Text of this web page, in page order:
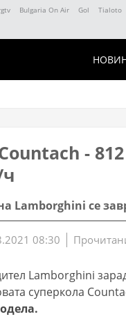
Bulgaria On Air Gol Tialoto
-
Lamborghini се
08:30
Lamborghini
суперкола